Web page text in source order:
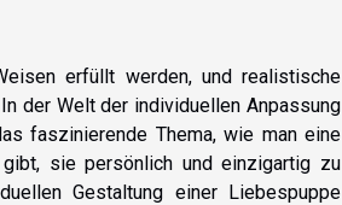
erfüllt werden, und realistische
der Welt der individuellen Anpassung
faszinierende Thema, wie man eine
sie persönlich und einzigartig zu
Gestaltung einer Liebespuppe